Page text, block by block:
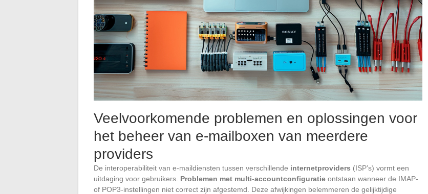
Veelvoorkomende problemen en oplossingen voor
het beheer van e-mailboxen van meerdere
providers
De interoperabiliteit van e-maildiensten tussen verschillende internetproviders (ISP’s) vormt een
uitdaging voor gebruikers. Problemen met multi-accountconfiguratie ontstaan wanneer de IMAP-
of POP3-instellingen niet correct zijn afgestemd. Deze afwijkingen belemmeren de gelijktijdige